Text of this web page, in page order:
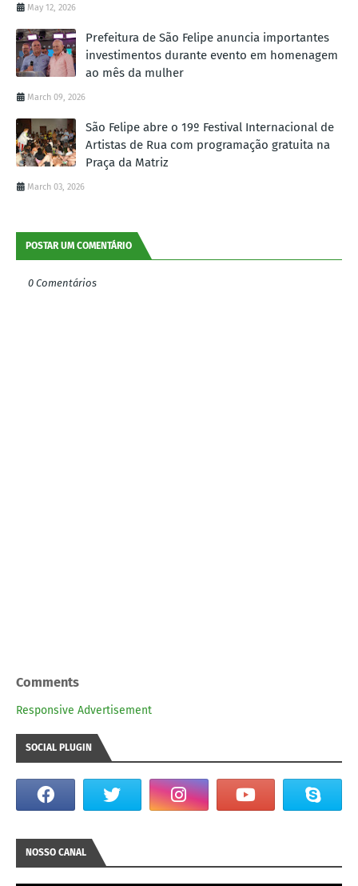
May 12, 2026
Prefeitura de São Felipe anuncia importantes
investimentos durante evento em homenagem
ao mês da mulher
March 09, 2026
São Felipe abre o 19º Festival Internacional de
Artistas de Rua com programação gratuita na
Praça da Matriz
March 03, 2026
POSTAR UM COMENTÁRIO
0 Comentários
Comments
Responsive Advertisement
SOCIAL PLUGIN
NOSSO CANAL